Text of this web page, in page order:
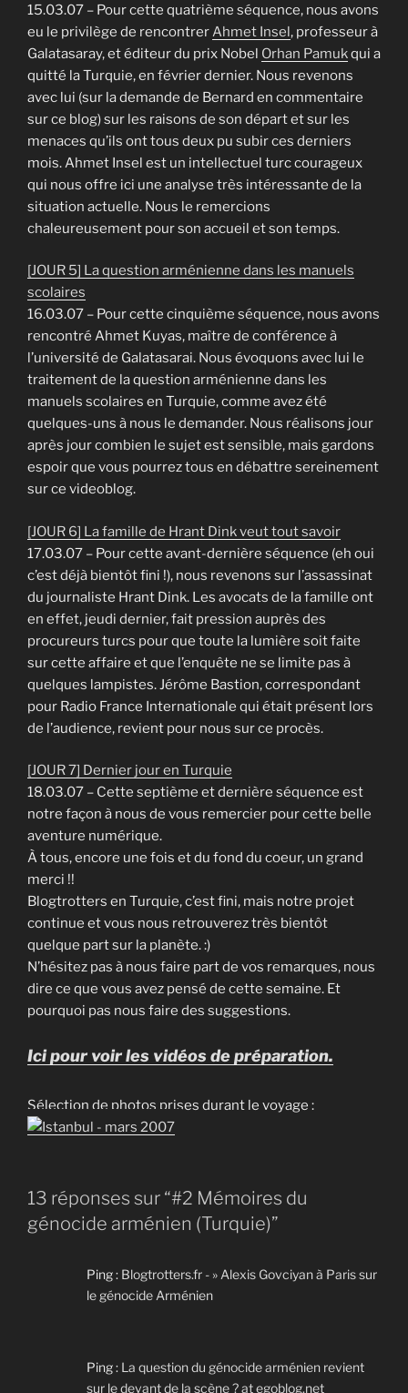
15.03.07 – Pour cette quatrième séquence, nous avons
eu le privilège de rencontrerAhmet Insel, professeur à
Galatasaray, et éditeur du prix Nobel Orhan Pamukqui a
quitté la Turquie, en février dernier. Nous revenons
avec lui (sur la demande de Bernard en commentaire
sur ce blog) sur les raisons de son départ et sur les
menaces qu’ils ont tous deux pu subir ces derniers
mois. Ahmet Insel est un intellectuel turc courageux
qui nous offre ici une analyse très intéressante de la
situation actuelle. Nous le remercions
chaleureusement pour son accueil et son temps.
[JOUR 5] La question arménienne dans les manuels
scolaires
16.03.07 – Pour cette cinquième séquence, nous avons
rencontré Ahmet Kuyas, maître de conférence à
l’université de Galatasarai. Nous évoquons avec lui le
traitement de la question arménienne dans les
manuels scolaires en Turquie, comme avez été
quelques-uns à nous le demander. Nous réalisons jour
après jour combien le sujet est sensible, mais gardons
espoir que vous pourrez tous en débattre sereinement
sur ce videoblog.
[JOUR 6] La famille de Hrant Dink veut tout savoir
17.03.07 – Pour cette avant-dernière séquence (eh oui
c’est déjà bientôt fini !), nous revenons sur l’assassinat
du journaliste Hrant Dink. Les avocats de la famille ont
en effet, jeudi dernier, fait pression auprès des
procureurs turcs pour que toute la lumière soit faite
sur cette affaire et que l’enquête ne se limite pas à
quelques lampistes. Jérôme Bastion, correspondant
pour Radio France Internationale qui était présent lors
de l’audience, revient pour nous sur ce procès.
[JOUR 7] Dernier jour en Turquie
18.03.07 – Cette septième et dernière séquence est
notre façon à nous de vous remercier pour cette belle
aventure numérique.
À tous, encore une fois et du fond du coeur, un grand
merci !!
Blogtrotters en Turquie, c’est fini, mais notre projet
continue et vous nous retrouverez très bientôt
quelque part sur la planète. :)
N’hésitez pas à nous faire part de vos remarques, nous
dire ce que vous avez pensé de cette semaine. Et
pourquoi pas nous faire des suggestions.
Ici pour voir les vidéos de préparation.
Sélection de photos prises durant le voyage :
13 réponses sur “#2 Mémoires du
génocide arménien (Turquie)”
Ping : Blogtrotters.fr - » Alexis Govciyan à Paris sur
le génocide Arménien
Ping : La question du génocide arménien revient
sur le devant de la scène ? at egoblog.net